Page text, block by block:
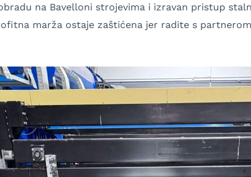
na Bavelloni strojevima i izravan pristup
marža ostaje zaštićena jer radite s